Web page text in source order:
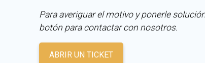
Para averiguar el motivo y ponerle
botón para contactar con nosotros.
ABRIR UN TICKET